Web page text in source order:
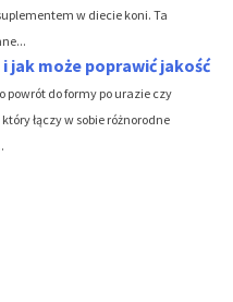
w diecie koni. Ta
jak może poprawić jakość
powrót do formy po urazie czy
łączy w sobie różnorodne